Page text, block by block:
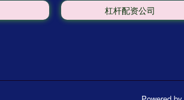
杠杆配资公司